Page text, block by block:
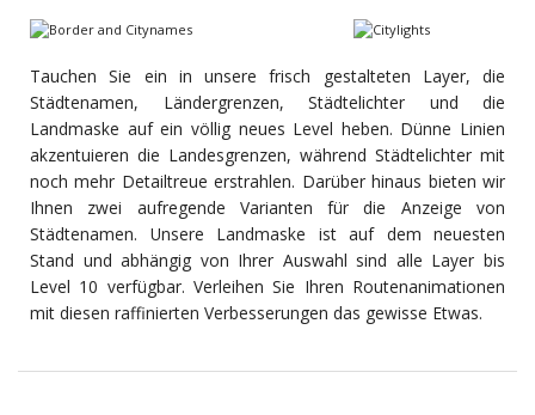
Tauchen Sie ein in unsere frisch gestalteten Layer, die
Städtenamen, Ländergrenzen, Städtelichter und die
Landmaske auf ein völlig neues Level heben. Dünne Linien
akzentuieren die Landesgrenzen, während Städtelichter mit
noch mehr Detailtreue erstrahlen. Darüber hinaus bieten wir
Ihnen zwei aufregende Varianten für die Anzeige von
Städtenamen. Unsere Landmaske ist auf dem neuesten
Stand und abhängig von Ihrer Auswahl sind alle Layer bis
Level 10 verfügbar. Verleihen Sie Ihren Routenanimationen
mit diesen raffinierten Verbesserungen das gewisse Etwas.